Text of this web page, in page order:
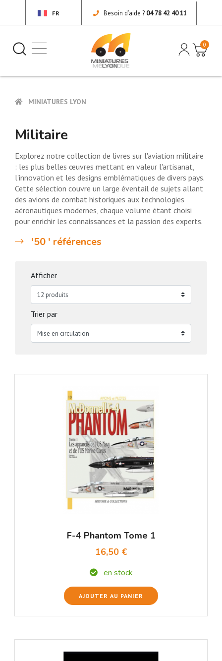
FR Besoin d’aide ? 04 78 42 40 11
0
MINIATURES LYON
Militaire
Explorez notre collection de livres sur l'aviation militaire
: les plus belles œuvres mettant en valeur l'artisanat,
l'innovation et les designs emblématiques de divers pays.
Cette sélection couvre un large éventail de sujets allant
des avions de combat historiques aux technologies
aéronautiques modernes, chaque volume étant choisi
pour enrichir les connaissances et la passion des experts.
'50 ' références
Afficher
Trier par
F-4 Phantom Tome 1
16,50 €
en stock
AJOUTER AU PANIER